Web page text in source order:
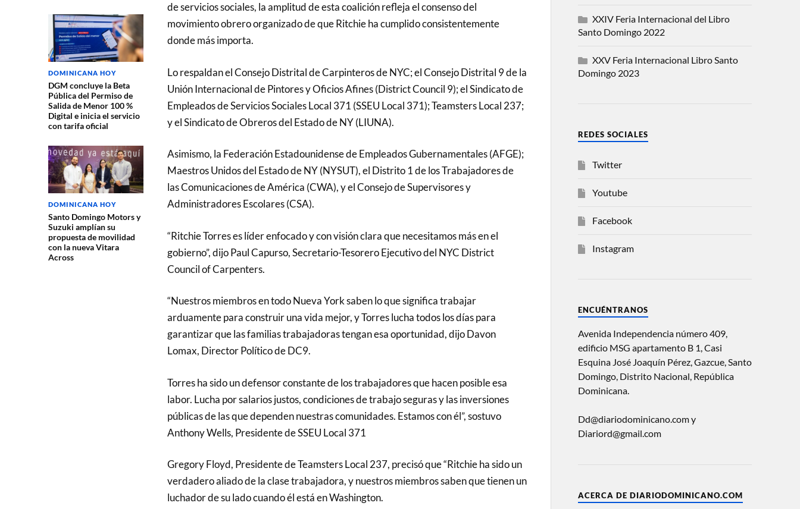
DOMINICANA HOY
DGM concluye la Beta
Pública del Permiso de
Salida de Menor 100 %
Digital e inicia el servicio
con tarifa oficial
DOMINICANA HOY
Santo Domingo Motors y
Suzuki amplían su
propuesta de movilidad
con la nueva Vitara
Across
de servicios sociales, la amplitud de esta coalición refleja el consenso del
movimiento obrero organizado de que Ritchie ha cumplido consistentemente
donde más importa.
Lo respaldan el Consejo Distrital de Carpinteros de NYC; el Consejo Distrital 9 de la
Unión Internacional de Pintores y Oficios Afines (District Council 9); el Sindicato de
Empleados de Servicios Sociales Local 371 (SSEU Local 371); Teamsters Local 237;
y el Sindicato de Obreros del Estado de NY (LIUNA).
Asimismo, la Federación Estadounidense de Empleados Gubernamentales (AFGE);
Maestros Unidos del Estado de NY (NYSUT), el Distrito 1 de los Trabajadores de
las Comunicaciones de América (CWA), y el Consejo de Supervisores y
Administradores Escolares (CSA).
“Ritchie Torres es líder enfocado y con visión clara que necesitamos más en el
gobierno”, dijo Paul Capurso, Secretario-Tesorero Ejecutivo del NYC District
Council of Carpenters.
“Nuestros miembros en todo Nueva York saben lo que significa trabajar
arduamente para construir una vida mejor, y Torres lucha todos los días para
garantizar que las familias trabajadoras tengan esa oportunidad, dijo Davon
Lomax, Director Político de DC9.
Torres ha sido un defensor constante de los trabajadores que hacen posible esa
labor. Lucha por salarios justos, condiciones de trabajo seguras y las inversiones
públicas de las que dependen nuestras comunidades. Estamos con él”, sostuvo
Anthony Wells, Presidente de SSEU Local 371
Gregory Floyd, Presidente de Teamsters Local 237, precisó que “Ritchie ha sido un
verdadero aliado de la clase trabajadora, y nuestros miembros saben que tienen un
luchador de su lado cuando él está en Washington.
XXIV Feria Internacional del Libro
Santo Domingo 2022
XXV Feria Internacional Libro Santo
Domingo 2023
REDES SOCIALES
Twitter
Youtube
Facebook
Instagram
ENCUÉNTRANOS
Avenida Independencia número 409,
edificio MSG apartamento B 1, Casi
Esquina José Joaquín Pérez, Gazcue, Santo
Domingo, Distrito Nacional, República
Dominicana.
Dd@diariodominicano.com y
Diariord@gmail.com
ACERCA DE DIARIODOMINICANO.COM